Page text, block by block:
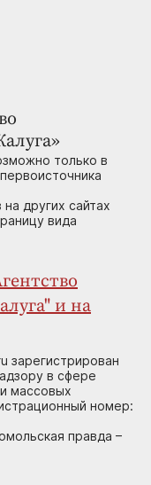
только в
других сайтах
вида
и на
зарегистрирован
в сфере
массовых
номер:
правда –